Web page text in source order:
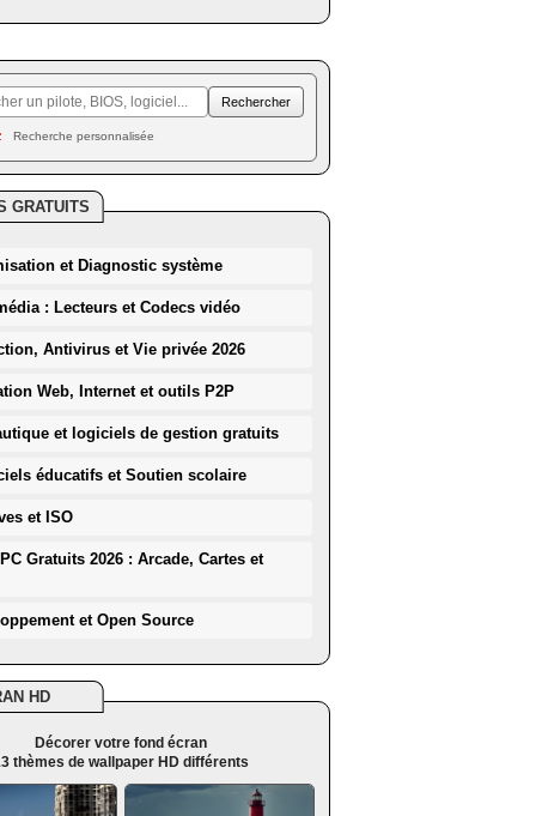
Recherche personnalisée
GRATUITS
et Diagnostic système
: Lecteurs et Codecs vidéo
Antivirus et Vie privée 2026
Web, Internet et outils P2P
et logiciels de gestion gratuits
éducatifs et Soutien scolaire
et ISO
Gratuits 2026 : Arcade, Cartes et
et Open Source
HD
Décorer votre fond écran
thèmes de wallpaper HD différents